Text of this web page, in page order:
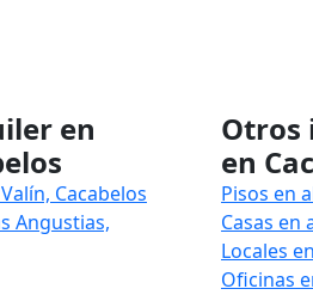
en
Cacabelos
Angustias,
Otros
en
Pisos en
Casas en
Locales
Oficinas